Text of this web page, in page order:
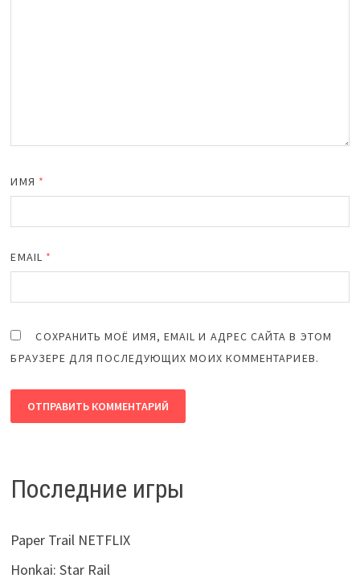
ИМЯ *
EMAIL *
СОХРАНИТЬ МОЁ ИМЯ, EMAIL И АДРЕС САЙТА В ЭТОМ
БРАУЗЕРЕ ДЛЯ ПОСЛЕДУЮЩИХ МОИХ КОММЕНТАРИЕВ.
Последние игры
Paper Trail NETFLIX
Honkai: Star Rail